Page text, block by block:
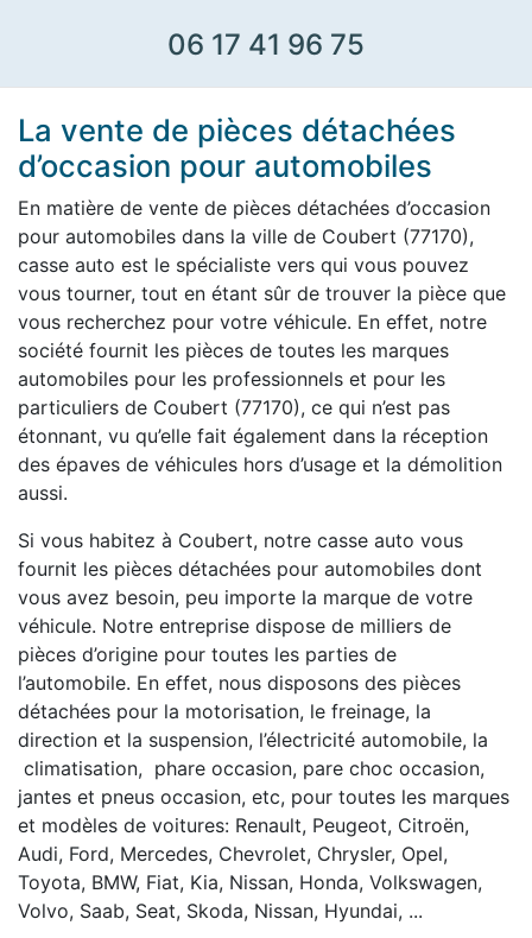
06 17 41 96 75
La vente de pièces détachées
d’occasion pour automobiles
En matière de vente de pièces détachées d’occasion
pour automobiles dans la ville de Coubert (77170),
casse auto est le spécialiste vers qui vous pouvez
vous tourner, tout en étant sûr de trouver la pièce que
vous recherchez pour votre véhicule. En effet, notre
société fournit les pièces de toutes les marques
automobiles pour les professionnels et pour les
particuliers de Coubert (77170), ce qui n’est pas
étonnant, vu qu’elle fait également dans la réception
des épaves de véhicules hors d’usage et la démolition
aussi.
Si vous habitez à Coubert, notre casse auto vous
fournit les pièces détachées pour automobiles dont
vous avez besoin, peu importe la marque de votre
véhicule. Notre entreprise dispose de milliers de
pièces d’origine pour toutes les parties de
l’automobile. En effet, nous disposons des pièces
détachées pour la motorisation, le freinage, la
direction et la suspension, l’électricité automobile, la
climatisation, phare occasion, pare choc occasion,
jantes et pneus occasion, etc, pour toutes les marques
et modèles de voitures: Renault, Peugeot, Citroën,
Audi, Ford, Mercedes, Chevrolet, Chrysler, Opel,
Toyota, BMW, Fiat, Kia, Nissan, Honda, Volkswagen,
Volvo, Saab, Seat, Skoda, Nissan, Hyundai, ...